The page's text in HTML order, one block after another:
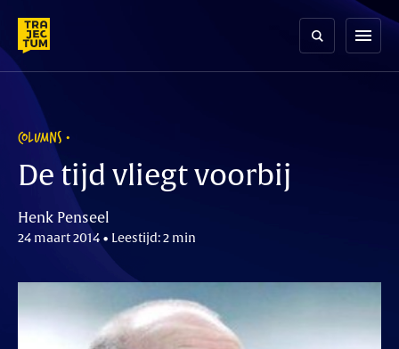
content
menu
COLUMNS
De tijd vliegt voorbij
Henk Penseel
24 maart 2014 • Leestijd: 2 min